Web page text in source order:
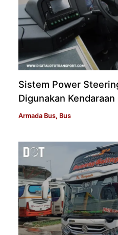
Sistem Power
Digunakan
Armada Bus, Bus